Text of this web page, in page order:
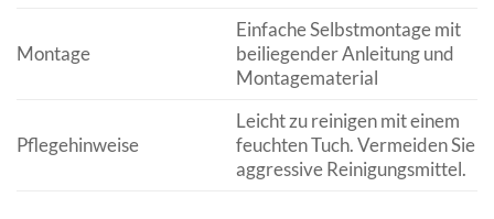
Montage
Einfache Selbstmontage mit
beiliegender Anleitung und
Montagematerial
Pflegehinweise
Leicht zu reinigen mit einem
feuchten Tuch. Vermeiden Sie
aggressive Reinigungsmittel.